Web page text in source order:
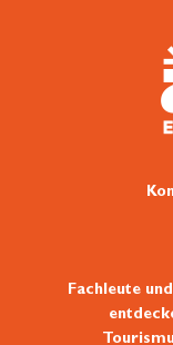
Fachleute